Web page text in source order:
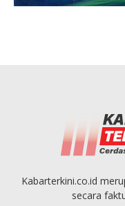
Kabarterkini.co.id
secara